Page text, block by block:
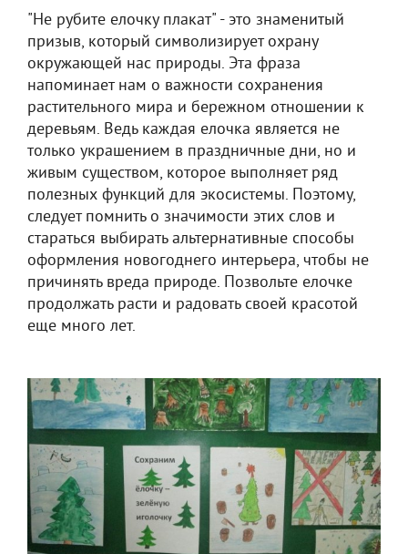
"Не рубите елочку плакат" - это знаменитый
призыв, который символизирует охрану
окружающей нас природы. Эта фраза
напоминает нам о важности сохранения
растительного мира и бережном отношении к
деревьям. Ведь каждая елочка является не
только украшением в праздничные дни, но и
живым существом, которое выполняет ряд
полезных функций для экосистемы. Поэтому,
следует помнить о значимости этих слов и
стараться выбирать альтернативные способы
оформления новогоднего интерьера, чтобы не
причинять вреда природе. Позвольте елочке
продолжать расти и радовать своей красотой
еще много лет.